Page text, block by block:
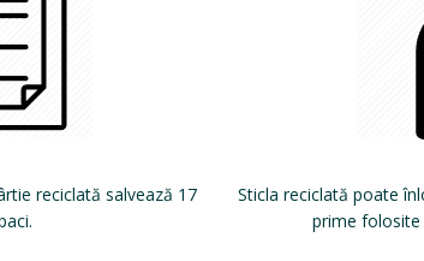
reciclată salvează 17
Sticla reciclată poate
prime